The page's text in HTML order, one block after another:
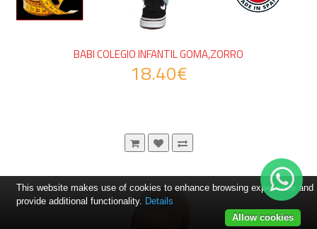
BABI COLEGIO INFANTIL GOMA,ZORRO
18.40€
This website makes use of cookies to enhance browsing experience and
provide additional functionality. Details
Allow cookies